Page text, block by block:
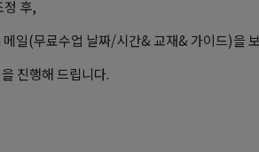
정 후,
일(무료수업 날짜/시간& 교재& 가이드)을
진행해 드립니다.